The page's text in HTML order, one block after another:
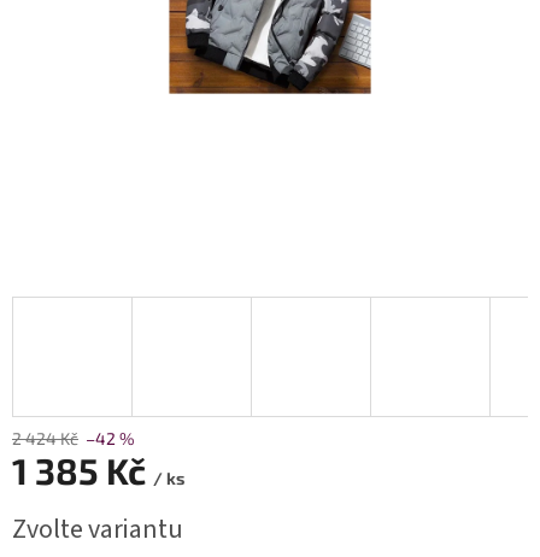
2 424 Kč –42 %
1 385 Kč / ks
cena:
Zvolte variantu